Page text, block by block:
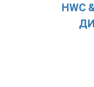
HWC